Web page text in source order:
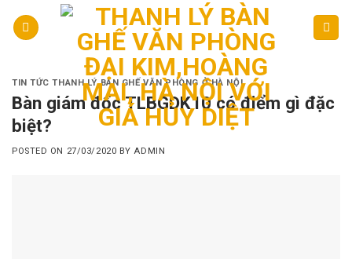
TIN TỨC THANH LÝ BÀN GHẾ VĂN PHÒNG Ở HÀ NỘI
Bàn giám đốc TLBGDK10 có điểm gì đặc
biệt?
POSTED ON 27/03/2020 BYADMIN